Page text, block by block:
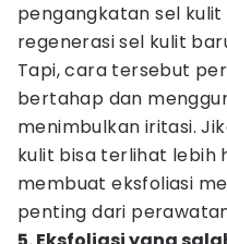
pengangkatan sel
regenerasi sel kulit
Tapi, cara tersebut
bertahap dan
menimbulkan iritasi.
kulit bisa terlihat lebih
membuat eksfoliasi
penting dari